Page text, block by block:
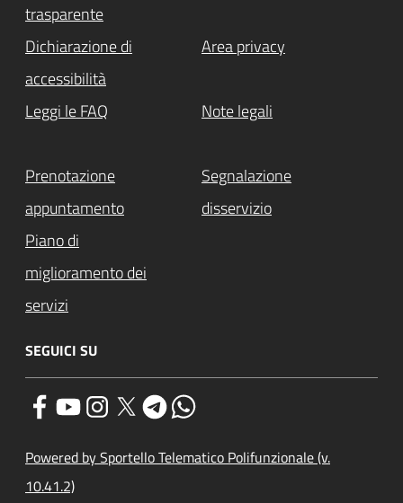
trasparente
Dichiarazione di
accessibilità
Area privacy
Leggi le FAQ Note legali
Prenotazione
appuntamento
Segnalazione
disservizio
Piano di
miglioramento dei
servizi
SEGUICI SU
Powered by Sportello Telematico Polifunzionale (v.
10.41.2)